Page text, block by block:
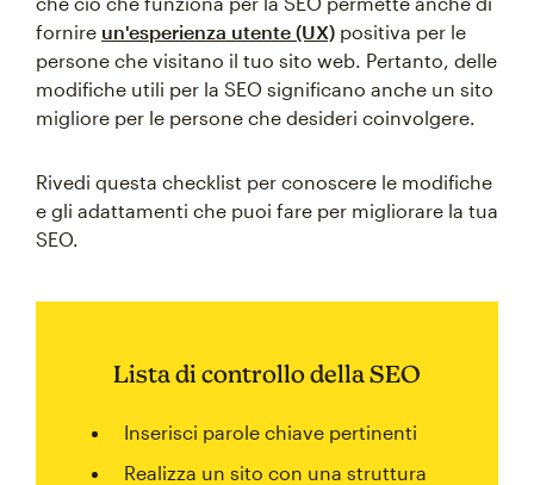
fornire un'esperienza utente (UX) positiva per le
persone che visitano il tuo sito web. Pertanto, delle
modifiche utili per la SEO significano anche un sito
migliore per le persone che desideri coinvolgere.
Rivedi questa checklist per conoscere le modifiche
e gli adattamenti che puoi fare per migliorare la tua
SEO.
Lista di controllo della SEO
Inserisci parole chiave pertinenti
Realizza un sito con una struttura